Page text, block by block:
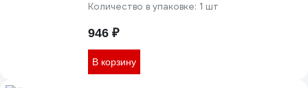
Количество в упаковке: 1 шт
946 ₽
В корзину